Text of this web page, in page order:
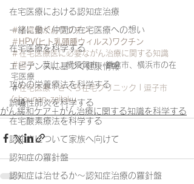
在宅医療における認知症治療
一緒に働く仲間の在宅医療への想い
在宅医療を科学する
エビデンスに基づく健康情報
攻めの栄養療法を科学する
誤嚥性肺炎を科学する
在宅酸素療法を科学する
認知症について家族へ向けて
認知症の羅針盤
認知症は治せるか～認知症治療の羅針盤
＃子宮頸がんワクチン
＃ HPV(ヒト乳頭腫ウィルス)ワクチン
＃在宅医療医に必要ながん治療に関する知識
＃逗子、葉山、横須賀市、鎌倉市、横浜市の在
宅医療
＃在宅医療 | さくら在宅クリニック | 逗子市
(shounan-zaitaku
がん緩和ケア＋がん治療に関する知識を科学する